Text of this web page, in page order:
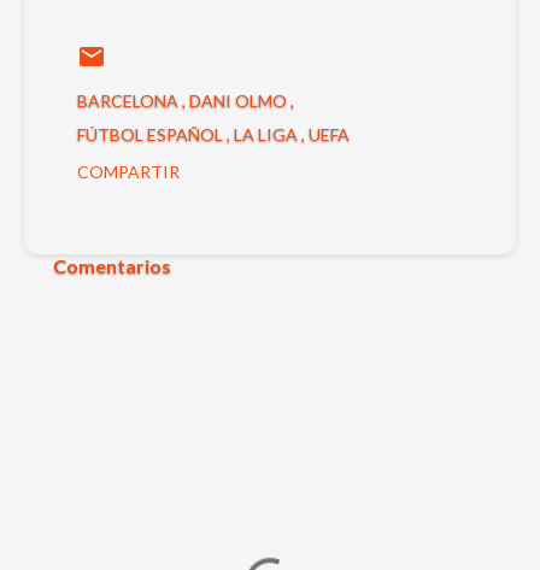
BARCELONA DANI OLMO
FÚTBOL ESPAÑOL LA LIGA UEFA
COMPARTIR
Comentarios